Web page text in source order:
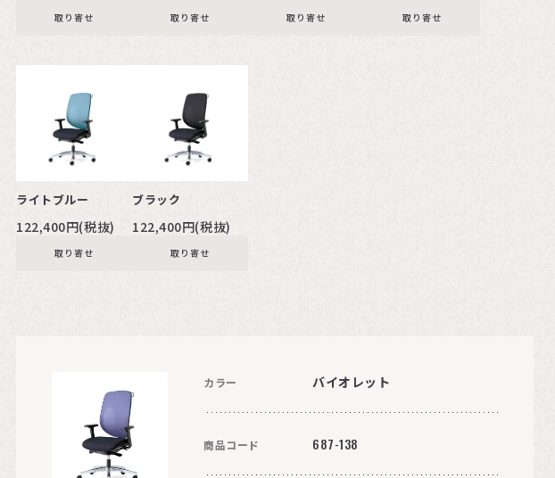
取り寄せ 取り寄せ 取り寄せ 取り寄せ
ライトブルー
122,400円(税抜)
取り寄せ
ブラック
122,400円(税抜)
取り寄せ
カラー バイオレット
商品コード 687-138